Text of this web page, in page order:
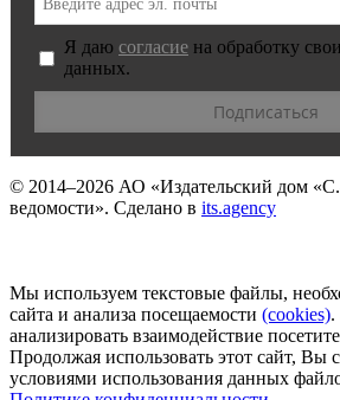
Я даю согласие на обработку
данных.
© 2014–2026 АО «Издательский дом
ведомости». Сделано в its.agency
Мы используем текстовые файлы,
сайта и анализа посещаемости (сookies).
анализировать взаимодействие
Продолжая использовать этот сайт, Вы
условиями использования данных